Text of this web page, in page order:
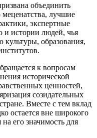
объединить
меценатства, лучшие
экспертные
и истории людей, чья
культуры, образования,
к вопросам
исторической
ценностей,
созидательных
Вместе с тем вклад
остается вне широкого
его значимость для